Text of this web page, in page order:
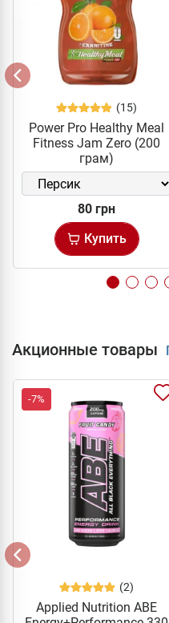
(15)
Power Pro Healthy Meal
Fitness Jam Zero (200
грам)
80 грн
Купить
Акционные товары
-7%
(2)
Applied Nutrition ABE